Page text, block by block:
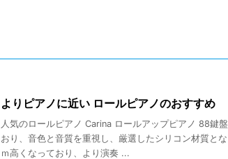
よりピアノに近い ロールピアノのおすすめ
人気のロールピアノ Carina ロールアップピアノ 88鍵
おり、音色と音質を重視し、厳選したシリコン材質と
ｍ高くなっており、より演奏 ...